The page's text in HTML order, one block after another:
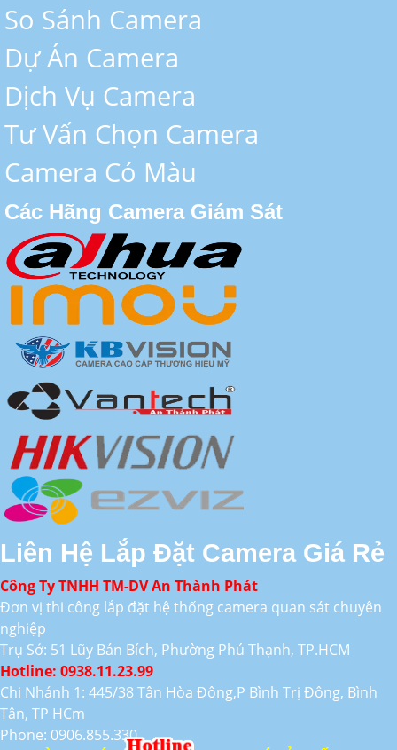
So Sánh Camera
Dự Án Camera
Dịch Vụ Camera
Tư Vấn Chọn Camera
Camera Có Màu
Các Hãng Camera Giám Sát
Liên Hệ Lắp Đặt Camera Giá Rẻ
Công Ty TNHH TM-DV An Thành Phát
Đơn vị thi công lắp đặt hệ thống camera quan sát chuyên
nghiệp
Trụ Sở: 51 Lũy Bán Bích, Phường Phú Thạnh, TP.HCM
Hotline: 0938.11.23.99
Chi Nhánh 1: 445/38 Tân Hòa Đông,P Bình Trị Đông, Bình
Tân, TP HCm
Phone: 0906.855.330